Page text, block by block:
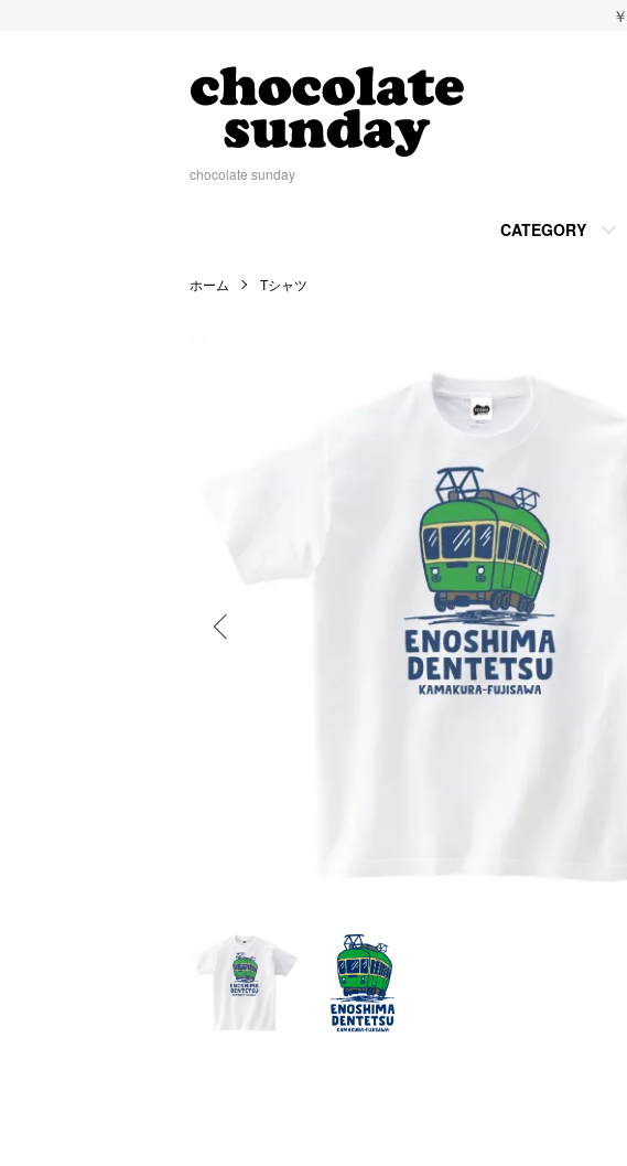
chocolate sunday
CATEGORY
ホーム Tシャツ